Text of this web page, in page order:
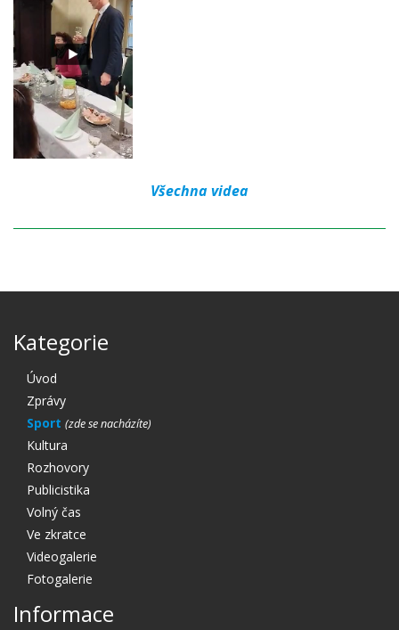
Všechna videa
Kategorie
Úvod
Zprávy
Sport
Kultura
Rozhovory
Publicistika
Volný čas
Ve zkratce
Videogalerie
Fotogalerie
Informace